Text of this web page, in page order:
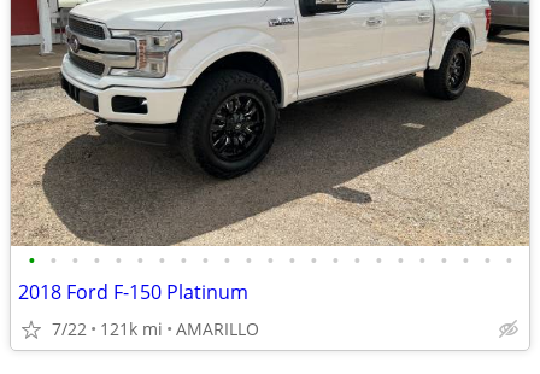
• • • • • • • • • • • • • • • • • • • • • • •
2018 Ford F-150 Platinum
7/22 121k mi AMARILLO